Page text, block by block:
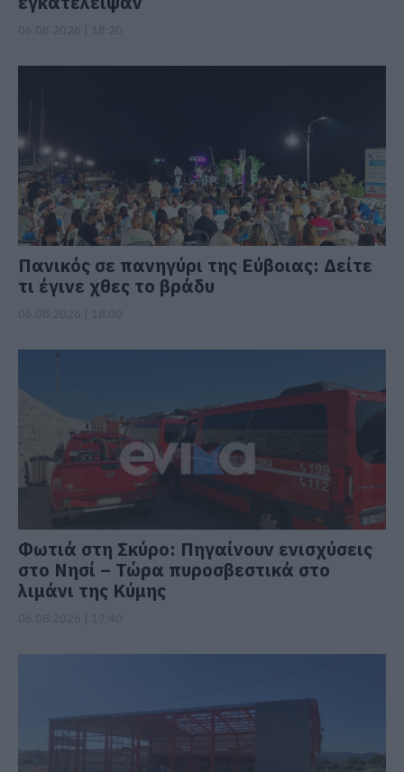
Πανικός σε πανηγύρι της Εύβοιας: Δείτε
τι έγινε χθες το βράδυ
Φωτιά στη Σκύρο: Πηγαίνουν ενισχύσεις
στο Νησί – Τώρα πυροσβεστικά στο
λιμάνι της Κύμης